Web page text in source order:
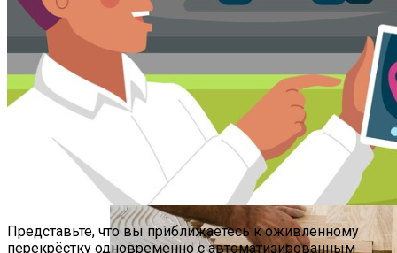
Депрессии
Дизайн Квартиры Студии 40 Кв. М: Идеи
Для Оформления И Зонирования
Представьте, что вы приближаетесь к оживлённому
перекрёстку одновременно с автоматизированным